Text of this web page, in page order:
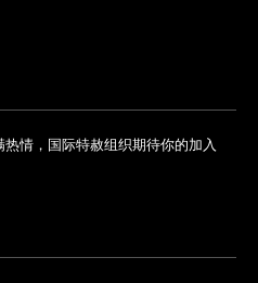
情，国际特赦组织期待你的加入